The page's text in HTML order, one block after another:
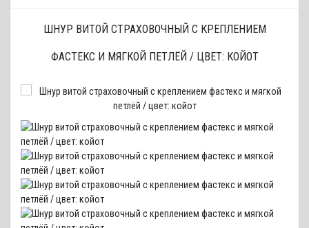
ШНУР ВИТОЙ СТРАХОВОЧНЫЙ С КРЕПЛЕНИЕМ
ФАСТЕКС И МЯГКОЙ ПЕТЛЁЙ / ЦВЕТ: КОЙОТ